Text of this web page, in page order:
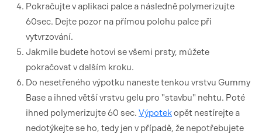
Pokračujte v aplikaci palce a následně polymerizujte
60sec. Dejte pozor na přímou polohu palce při
vytvrzování.
Jakmile budete hotovi se všemi prsty, můžete
pokračovat v dalším kroku.
Do nesetřeného výpotku naneste tenkou vrstvu Gummy
Base a ihned větší vrstvu gelu pro "stavbu" nehtu. Poté
ihned polymerizujte 60 sec. Výpotekopět nestírejte a
nedotýkejte se ho, tedy jen v případě, že nepotřebujete